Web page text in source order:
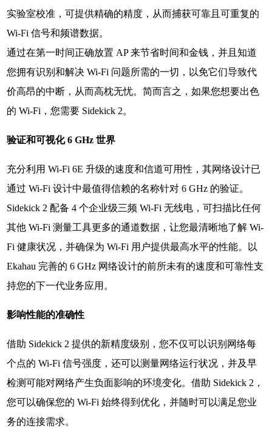
实验室校准，可提供精确的精度，从而捕获可靠且可重复的
Wi-Fi 信号和频谱数据。
通过在第一时间正确放置 AP 来节省时间和金钱，并且知道
您拥有识别和解决 Wi-Fi 问题所需的一切，以免它们导致代
价高昂的中断，从而高枕无忧。简而言之，如果您想要出色
的 Wi-Fi，您需要 Sidekick 2。
验证和可视化 6 GHz 世界
充分利用 Wi-Fi 6E 升级的速度和信道可用性，其网络设计已
通过 Wi-Fi 设计中最值得信赖的名称针对 6 GHz 的验证。
Sidekick 2 配备 4 个企业级三频 Wi-Fi 无线电，可扫描比任何
其他 Wi-Fi 测量工具更多的通道数据，让您最清晰地了解 Wi-
Fi 健康状况，并确保为 Wi-Fi 用户提供最高水平的性能。以
Ekahau 完善的 6 GHz 网络设计的前所未有的速度和可靠性支
持您的下一代业务应用。
影响性能的准确性
借助 Sidekick 2 提供的新精度级别，您不仅可以识别网络每
个点的 Wi-Fi 信号强度，还可以测量网络运行状况，并及早
检测可能对网络产生负面影响的环境变化。借助 Sidekick 2，
您可以确保您的 Wi-Fi 始终得到优化，并随时可以满足您业
务的连接需求。